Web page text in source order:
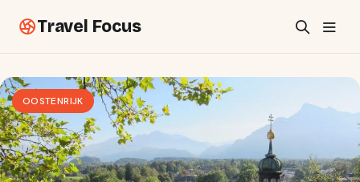
Travel Focus
OOSTENRIJK